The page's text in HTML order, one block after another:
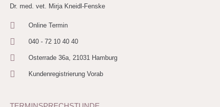
Dr. med. vet. Mirja Kneidl-Fenske
Online Termin
040 - 72 10 40 40
Osterrade 36a, 21031 Hamburg
Kundenregistrierung Vorab